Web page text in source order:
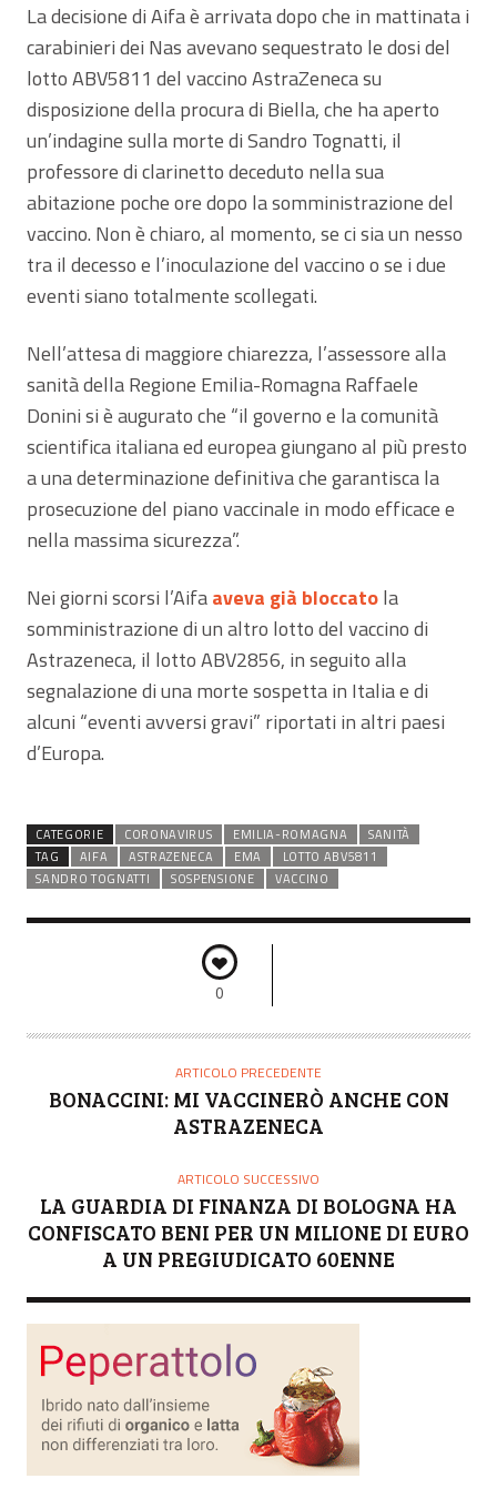
La decisione di Aifa è arrivata dopo che in mattinata i
carabinieri dei Nas avevano sequestrato le dosi del
lotto ABV5811 del vaccino AstraZeneca su
disposizione della procura di Biella, che ha aperto
un’indagine sulla morte di Sandro Tognatti, il
professore di clarinetto deceduto nella sua
abitazione poche ore dopo la somministrazione del
vaccino. Non è chiaro, al momento, se ci sia un nesso
tra il decesso e l’inoculazione del vaccino o se i due
eventi siano totalmente scollegati.
Nell’attesa di maggiore chiarezza, l’assessore alla
sanità della Regione Emilia-Romagna Raffaele
Donini si è augurato che “il governo e la comunità
scientifica italiana ed europea giungano al più presto
a una determinazione definitiva che garantisca la
prosecuzione del piano vaccinale in modo efficace e
nella massima sicurezza”.
Nei giorni scorsi l’Aifaaveva già bloccatola
somministrazione di un altro lotto del vaccino di
Astrazeneca, il lotto ABV2856, in seguito alla
segnalazione di una morte sospetta in Italia e di
alcuni “eventi avversi gravi” riportati in altri paesi
d’Europa.
CATEGORIE CORONAVIRUS EMILIA-ROMAGNA
SANITÀ
TAG
AIFA ASTRAZENECA EMA
LOTTO ABV5811
SANDRO TOGNATTI
SOSPENSIONE VACCINO
0
ARTICOLO PRECEDENTE
BONACCINI: MI VACCINERÒ ANCHE CON
ASTRAZENECA
ARTICOLO SUCCESSIVO
LA GUARDIA DI FINANZA DI BOLOGNA HA
CONFISCATO BENI PER UN MILIONE DI EURO
A UN PREGIUDICATO 60ENNE